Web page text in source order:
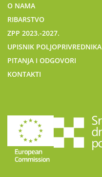
O NAMA
RIBARSTVO
ZPP 2023.-2027.
UPISNIK POLJOPRIVREDNIKA
PITANJA I ODGOVORI
KONTAKTI